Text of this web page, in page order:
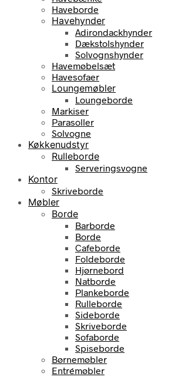
Haveborde
Havehynder
Adirondackhynder
Dækstolshynder
Solvognshynder
Havemøbelsæt
Havesofaer
Loungemøbler
Loungeborde
Markiser
Parasoller
Solvogne
Køkkenudstyr
Rulleborde
Serveringsvogne
Kontor
Skriveborde
Møbler
Borde
Barborde
Borde
Cafeborde
Foldeborde
Hjørnebord
Natborde
Plankeborde
Rulleborde
Sideborde
Skriveborde
Sofaborde
Spiseborde
Børnemøbler
Entrémøbler